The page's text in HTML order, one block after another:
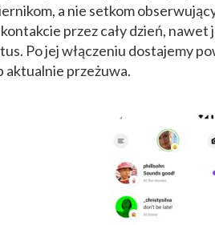
a nie setkom
przez cały dzień,
Po jej włączeniu dostajemy
aktualnie przeżuwa.